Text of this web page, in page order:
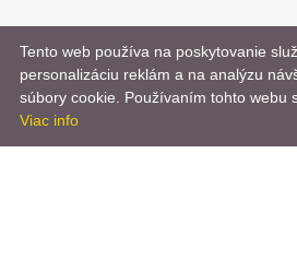
Tento web používa na poskytovanie
personalizáciu reklám a na analýzu
súbory cookie. Používaním tohto webu
Viac info